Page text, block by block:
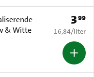
& Witte
Prijs:
399
€ 16,84 per
16,84/liter